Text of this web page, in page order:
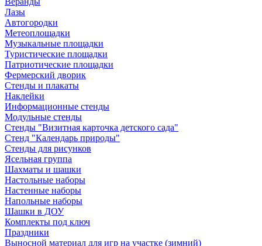
Лазы
Автогородки
Метеоплощадки
Музыкальные площадки
Туристические площадки
Патриотические площадки
Фермерский дворик
Стенды и плакаты
Наклейки
Информационные стенды
Модульные стенды
Стенды "Визитная карточка детского сада"
Стенд "Календарь природы"
Стенды для рисунков
Ясельная группа
Шахматы и шашки
Настольные наборы
Настенные наборы
Напольные наборы
Шашки в ДОУ
Комплекты под ключ
Праздники
Выносной материал для игр на участке (зимний)